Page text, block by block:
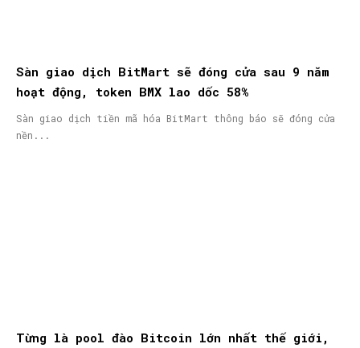
Sàn giao dịch BitMart sẽ đóng cửa sau 9 năm
hoạt động, token BMX lao dốc 58%
Sàn giao dịch tiền mã hóa BitMart thông báo sẽ đóng cửa
nền...
Từng là pool đào Bitcoin lớn nhất thế giới,